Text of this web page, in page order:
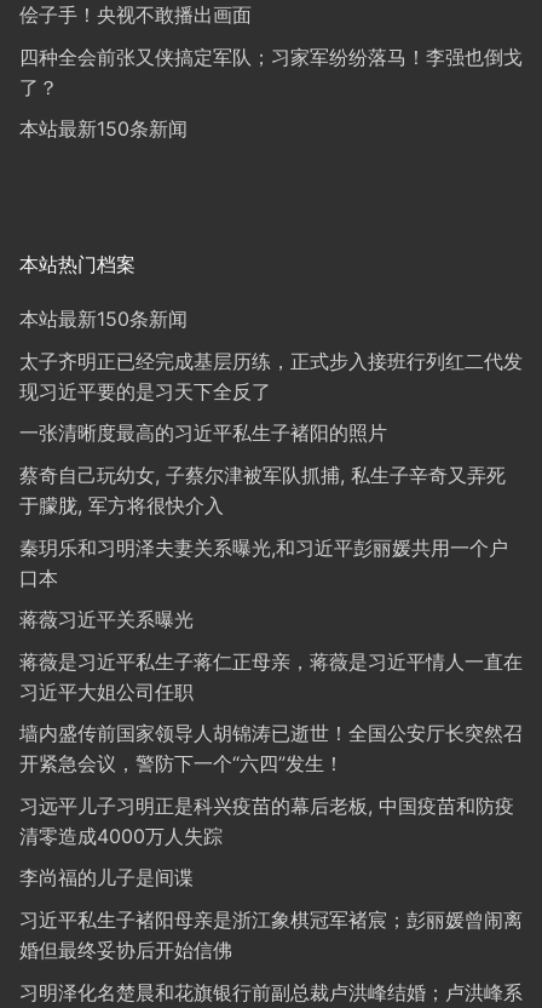
侩子手！央视不敢播出画面
四种全会前张又侠搞定军队；习家军纷纷落马！李强也倒戈
了？
本站最新150条新闻
本站热门档案
本站最新150条新闻
太子齐明正已经完成基层历练，正式步入接班行列红二代发
现习近平要的是习天下全反了
一张清晰度最高的习近平私生子褚阳的照片
蔡奇自己玩幼女, 子蔡尔津被军队抓捕, 私生子辛奇又弄死
于朦胧, 军方将很快介入
秦玥乐和习明泽夫妻关系曝光,和习近平彭丽媛共用一个户
口本
蒋薇习近平关系曝光
蒋薇是习近平私生子蒋仁正母亲，蒋薇是习近平情人一直在
习近平大姐公司任职
墙内盛传前国家领导人胡锦涛已逝世！全国公安厅长突然召
开紧急会议，警防下一个“六四”发生！
习远平儿子习明正是科兴疫苗的幕后老板, 中国疫苗和防疫
清零造成4000万人失踪
李尚福的儿子是间谍
习近平私生子褚阳母亲是浙江象棋冠军褚宸；彭丽媛曾闹离
婚但最终妥协后开始信佛
习明泽化名楚晨和花旗银行前副总裁卢洪峰结婚；卢洪峰系